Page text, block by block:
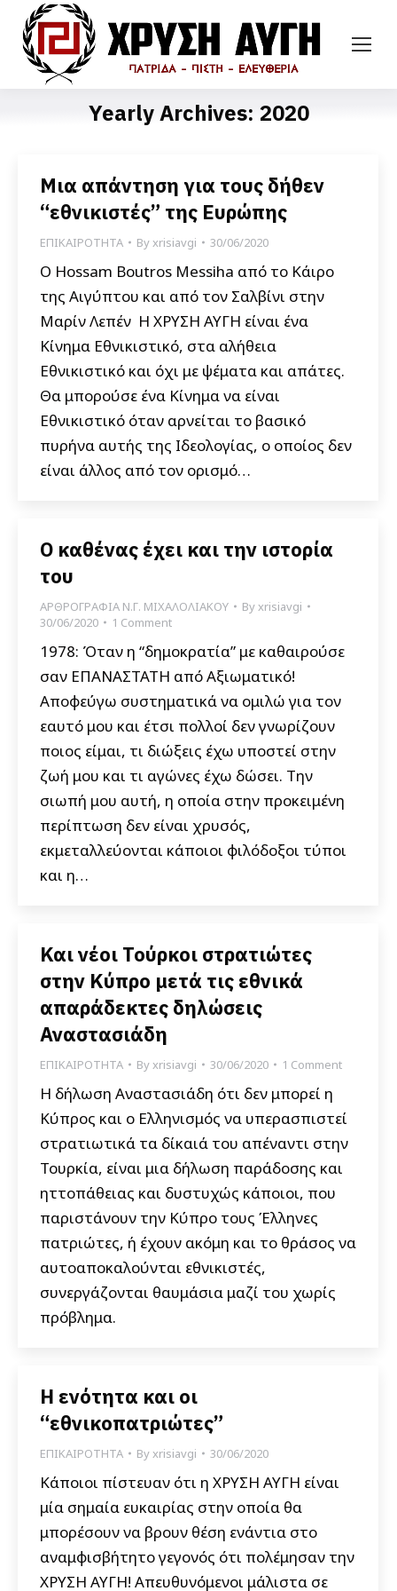
Yearly Archives: 2020
Μια απάντηση για τους δήθεν
“εθνικιστές” της Ευρώπης
ΕΠΙΚΑΙΡΟΤΗΤΑ Byxrisiavgi 30/06/2020
Ο Hossam Boutros Messiha από το Κάιρο
της Αιγύπτου και από τον Σαλβίνι στην
Μαρίν Λεπέν Η ΧΡΥΣΗ ΑΥΓΗ είναι ένα
Κίνημα Εθνικιστικό, στα αλήθεια
Εθνικιστικό και όχι με ψέματα και απάτες.
Θα μπορούσε ένα Κίνημα να είναι
Εθνικιστικό όταν αρνείται το βασικό
πυρήνα αυτής της Ιδεολογίας, ο οποίος δεν
είναι άλλος από τον ορισμό…
Ο καθένας έχει και την ιστορία
του
ΑΡΘΡΟΓΡΑΦΙΑ Ν.Γ. ΜΙΧΑΛΟΛΙΑΚΟΥ Byxrisiavgi
30/06/2020
1 Comment
1978: Όταν η “δημοκρατία” με καθαιρούσε
σαν ΕΠΑΝΑΣΤΑΤΗ από Αξιωματικό!
Αποφεύγω συστηματικά να ομιλώ για τον
εαυτό μου και έτσι πολλοί δεν γνωρίζουν
ποιος είμαι, τι διώξεις έχω υποστεί στην
ζωή μου και τι αγώνες έχω δώσει. Την
σιωπή μου αυτή, η οποία στην προκειμένη
περίπτωση δεν είναι χρυσός,
εκμεταλλεύονται κάποιοι φιλόδοξοι τύποι
και η…
Και νέοι Τούρκοι στρατιώτες
στην Κύπρο μετά τις εθνικά
απαράδεκτες δηλώσεις
Αναστασιάδη
ΕΠΙΚΑΙΡΟΤΗΤΑ Byxrisiavgi 30/06/2020 1 Comment
Η δήλωση Αναστασιάδη ότι δεν μπορεί η
Κύπρος και ο Ελληνισμός να υπερασπιστεί
στρατιωτικά τα δίκαιά του απέναντι στην
Τουρκία, είναι μια δήλωση παράδοσης και
ηττοπάθειας και δυστυχώς κάποιοι, που
παριστάνουν την Κύπρο τους Έλληνες
πατριώτες, ή έχουν ακόμη και το θράσος να
αυτοαποκαλούνται εθνικιστές,
συνεργάζονται θαυμάσια μαζί του χωρίς
πρόβλημα.
Η ενότητα και οι
“εθνικοπατριώτες”
ΕΠΙΚΑΙΡΟΤΗΤΑ Byxrisiavgi 30/06/2020
Κάποιοι πίστευαν ότι η ΧΡΥΣΗ ΑΥΓΗ είναι
μία σημαία ευκαιρίας στην οποία θα
μπορέσουν να βρουν θέση ενάντια στο
αναμφισβήτητο γεγονός ότι πολέμησαν την
ΧΡΥΣΗ ΑΥΓΗ! Απευθυνόμενοι μάλιστα σε